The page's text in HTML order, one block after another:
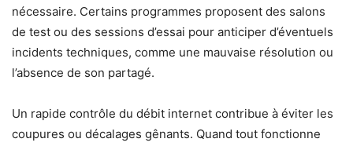
nécessaire. Certains programmes proposent des salons
de test ou des sessions d’essai pour anticiper d’éventuels
incidents techniques, comme une mauvaise résolution ou
l’absence de son partagé.
Un rapide contrôle du débit internet contribue à éviter les
coupures ou décalages gênants. Quand tout fonctionne